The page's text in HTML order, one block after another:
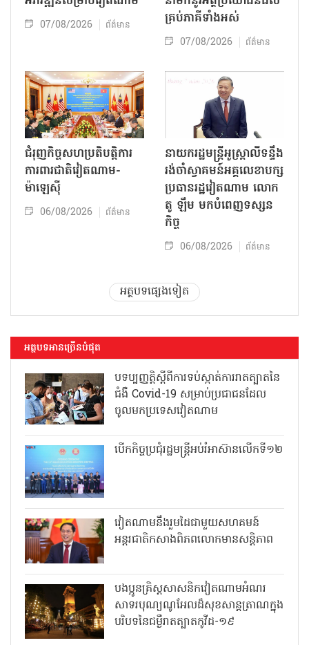
07/08/2026 ព័ត៌មាន
គ្រប់ភាគីទាំងអស់
07/08/2026 ព័ត៌មាន
ជំរុញកិច្ចសហប្រតិបត្តិការ
ការពារជាតិវៀតណាម-
ម៉ាឡេស៊ី
06/08/2026 ព័ត៌មាន
នាយករដ្ឋមន្ត្រីអូស្ត្រាលីទន្ទឹង
រង់ចាំស្វាគមន៍អគ្គលេខាបក្ស
ប្រធានរដ្ឋវៀតណាម លោក
តូ ឡឹម មកបំពេញទស្សន
កិច្ច
06/08/2026 ព័ត៌មាន
អត្ថបទផ្សេងទៀត
អត្ថបទអានច្រើនបំផុត
បទប្បញ្ញត្តិស្តីពីការទប់ស្កាត់ការរាតត្បាតនៃ
ជំងឺ Covid-19 សម្រាប់ប្រជាជនដែល
ចូលមកប្រទេសវៀតណាម
បើកកិច្ចប្រជុំរដ្ឋមន្ត្រីអប់រំអាស៊ានលើកទី១២
វៀតណាមនឹងរួមដៃជាមួយសហគមន៍
អន្តរជាតិកសាងពិភពលោកមានសន្តិភាព
បងប្អូនគ្រិស្តសាសនិកវៀតណាមអំណរ
សាទរបុណ្យណូអែលដ៏សុខសាន្តត្រាណក្នុង
បរិបទនៃជម្ងឺរាតត្បាតកូវីដ-១៩